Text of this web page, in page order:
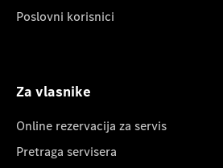
Poslovni korisnici
Za vlasnike
Online rezervacija za servis
Pretraga servisera